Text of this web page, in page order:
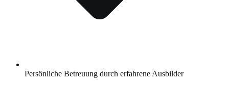
Persönliche Betreuung durch erfahrene Ausbilder